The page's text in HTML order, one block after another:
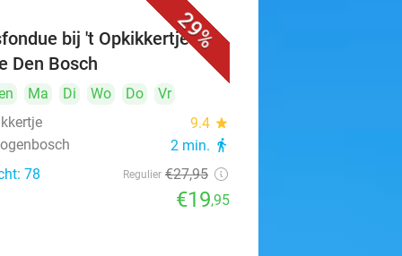
29%
bij 't Opkikkertje in
Den Bosch
Ma Di Wo Do
Vr
9.4 star
2 min. directions_walk
78 Regulier €27,95
€19,95